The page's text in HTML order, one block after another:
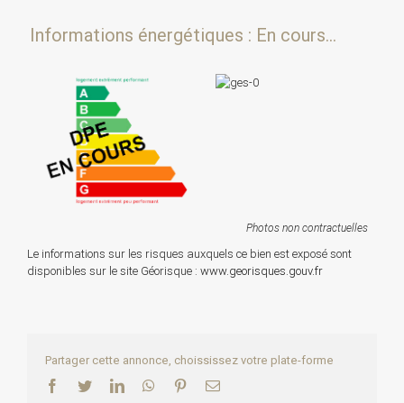
Informations énergétiques : En cours...
Photos non contractuelles
Le informations sur les risques auxquels ce bien est exposé sont
disponibles sur le site Géorisque : www.georisques.gouv.fr
Partager cette annonce, choississez votre plate-forme
Facebook
TwitterLinkedInWhatsApp
PinterestEmail